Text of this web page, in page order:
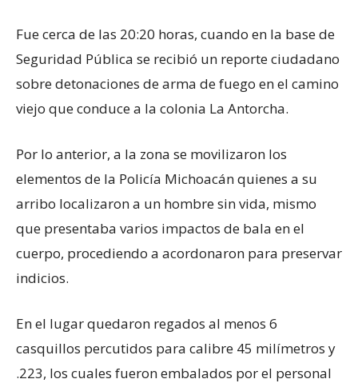
Fue cerca de las 20:20 horas, cuando en la base de
Seguridad Pública se recibió un reporte ciudadano
sobre detonaciones de arma de fuego en el camino
viejo que conduce a la colonia La Antorcha.
Por lo anterior, a la zona se movilizaron los
elementos de la Policía Michoacán quienes a su
arribo localizaron a un hombre sin vida, mismo
que presentaba varios impactos de bala en el
cuerpo, procediendo a acordonaron para preservar
indicios.
En el lugar quedaron regados al menos 6
casquillos percutidos para calibre 45 milímetros y
.223, los cuales fueron embalados por el personal